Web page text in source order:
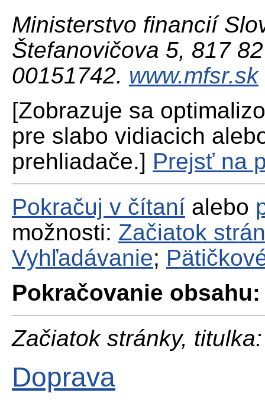
Ministerstvo financií
Štefanovičova 5, 817
00151742. www.mfsr.sk
[Zobrazuje sa
pre slabo vidiacich
prehliadače.] Prejsť na
Pokračuj v čítaní alebo
možnosti: Začiatok
Vyhľadávanie;
Pokračovanie obsahu:
Začiatok stránky, titulka:
Doprava